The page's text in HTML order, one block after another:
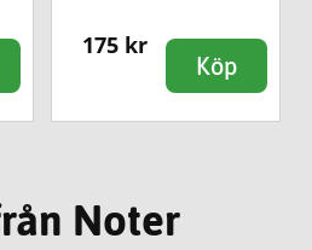
175 kr
Köp
Noter